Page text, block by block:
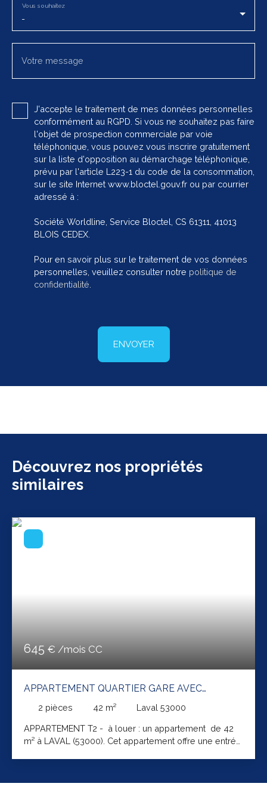
-
Vous souhaitez
Votre message
J'accepte le traitement de mes données personnelles
conformément au RGPD. Si vous ne souhaitez pas faire
l'objet de prospection commerciale par voie
téléphonique, vous pouvez vous inscrire gratuitement
sur la liste d'opposition au démarchage téléphonique,
prévu par l'article L223-1 du code de la consommation,
sur le site Internet www.bloctel.gouv.fr ou par courrier
adressé à :
Société Worldline, Service Bloctel, CS 61311, 41013
BLOIS CEDEX.
Pour en savoir plus sur le traitement de vos données
personnelles, veuillez consulter notre politique de
confidentialité
ENVOYER
Découvrez nos propriétés
similaires
645 € /mois CC
APPARTEMENT QUARTIER GARE AVEC
GARAGE
2 pièces 42 m² Laval 53000
APPARTEMENT T2 - à louer : un appartement de 42
m² à LAVAL (53000). Cet appartement offre une entrée